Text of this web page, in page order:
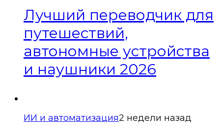
Лучший переводчик для
путешествий,
автономные устройства
и наушники 2026
ИИ и автоматизация2 недели назад